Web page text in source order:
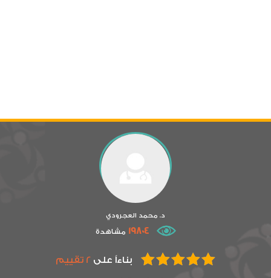
د. محمد العجرودي
19804 مشاهدة
بناءاً على2 تقييم